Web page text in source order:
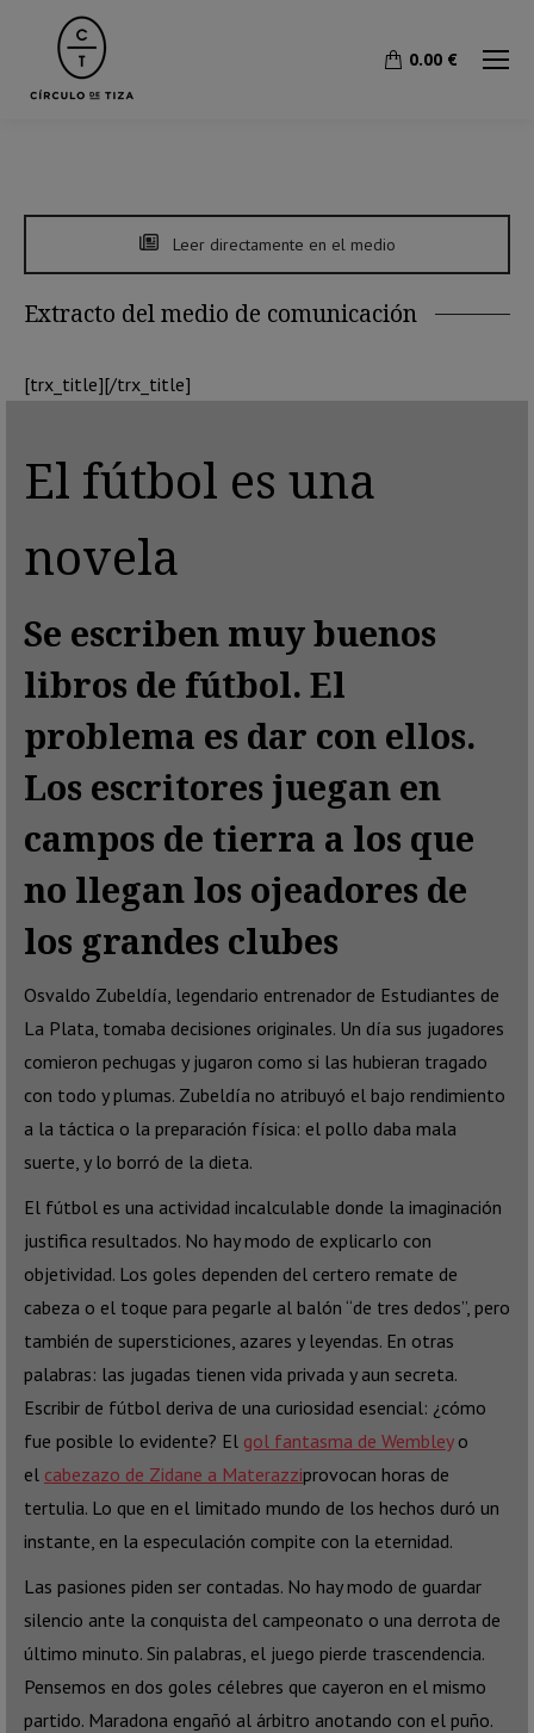
0.00 €
Leer directamente en el medio
Extracto del medio de comunicación
[trx_title][/trx_title]
El fútbol es una
novela
Se escriben muy buenos
libros de fútbol. El
problema es dar con ellos.
Los escritores juegan en
campos de tierra a los que
no llegan los ojeadores de
los grandes clubes
Osvaldo Zubeldía, legendario entrenador de Estudiantes de
La Plata, tomaba decisiones originales. Un día sus jugadores
comieron pechugas y jugaron como si las hubieran tragado
con todo y plumas. Zubeldía no atribuyó el bajo rendimiento
a la táctica o la preparación física: el pollo daba mala
suerte, y lo borró de la dieta.
El fútbol es una actividad incalculable donde la imaginación
justifica resultados. No hay modo de explicarlo con
objetividad. Los goles dependen del certero remate de
cabeza o el toque para pegarle al balón “de tres dedos”, pero
también de supersticiones, azares y leyendas. En otras
palabras: las jugadas tienen vida privada y aun secreta.
Escribir de fútbol deriva de una curiosidad esencial: ¿cómo
fue posible lo evidente? El gol fantasma de Wembleyo
el cabezazo de Zidane a Materazziprovocan horas de
tertulia. Lo que en el limitado mundo de los hechos duró un
instante, en la especulación compite con la eternidad.
Las pasiones piden ser contadas. No hay modo de guardar
silencio ante la conquista del campeonato o una derrota de
último minuto. Sin palabras, el juego pierde trascendencia.
Pensemos en dos goles célebres que cayeron en el mismo
partido. Maradona engañó al árbitro anotando con el puño.